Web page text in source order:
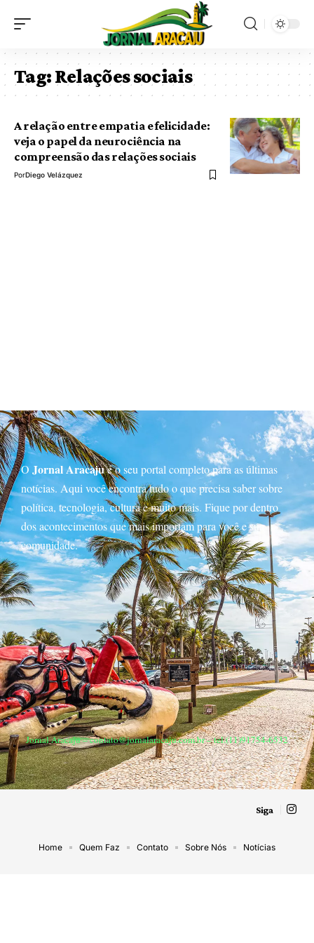
Tag:Relações sociais
A relação entre empatia e felicidade:
veja o papel da neurociência na
compreensão das relações sociais
PorDiego Velázquez
O Jornal Aracajué o seu portal completo para as últimas
notícias. Aqui você encontra tudo o que precisa saber sobre
política, tecnologia, cultura e muito mais. Fique por dentro
dos acontecimentos que mais importam para você e sua
comunidade.
Jornal Aracaju –contato@jornalaracaju.com.br– tel.(11)91754-6532
Siga
Home Quem Faz Contato Sobre Nós Notícias